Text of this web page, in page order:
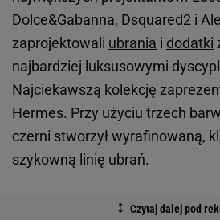
Dolce&Gabanna, Dsquared2 i
zaprojektowali ubrania i dodatki
najbardziej luksusowymi
Najciekawszą kolekcję
Hermes. Przy użyciu trzech
czerni stworzył wyrafinowaną,
szykowną linię ubrań.